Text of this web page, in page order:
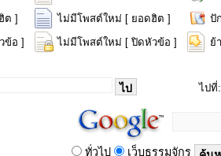
ต ]
ไม่มีโพสต์ใหม่ [ ยอดฮิต ]
ปั
ข้อ ]
ไม่มีโพสต์ใหม่ [ ปิดหัวข้อ ] ย้
ไปที่:
ทั่วไป เว็บธรรมจักร